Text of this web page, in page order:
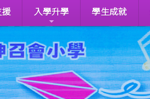
入學升學 學生成就